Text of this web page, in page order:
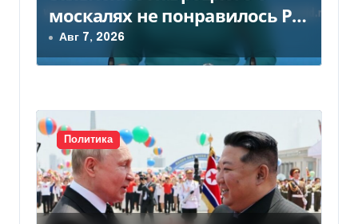
москалях не понравилось РФ
— видео
Авг 7, 2026
Политика